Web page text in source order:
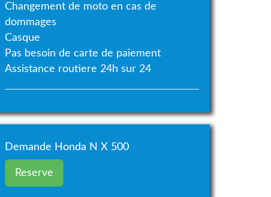
Changement de moto en cas de
dommages
Casque
Pas besoin de carte de paiement
Assistance routiere 24h sur 24
Demande Honda N X 500
Reserve